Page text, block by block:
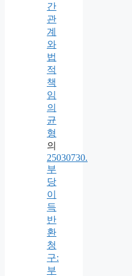
간
관
계
와
법
적
책
임
의
균
형
의
25030730.
부
당
이
득
반
환
청
구:
부